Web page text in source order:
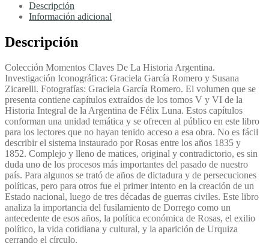
Descripción
Información adicional
Descripción
Colección Momentos Claves De La Historia Argentina.
Investigación Iconográfica: Graciela García Romero y Susana
Zicarelli. Fotografías: Graciela García Romero. El volumen que se
presenta contiene capítulos extraídos de los tomos V y VI de la
Historia Integral de la Argentina de Félix Luna. Estos capítulos
conforman una unidad temática y se ofrecen al público en este libro
para los lectores que no hayan tenido acceso a esa obra. No es fácil
describir el sistema instaurado por Rosas entre los años 1835 y
1852. Complejo y lleno de matices, original y contradictorio, es sin
duda uno de los procesos más importantes del pasado de nuestro
país. Para algunos se trató de años de dictadura y de persecuciones
políticas, pero para otros fue el primer intento en la creación de un
Estado nacional, luego de tres décadas de guerras civiles. Este libro
analiza la importancia del fusilamiento de Dorrego como un
antecedente de esos años, la política económica de Rosas, el exilio
político, la vida cotidiana y cultural, y la aparición de Urquiza
cerrando el círculo.